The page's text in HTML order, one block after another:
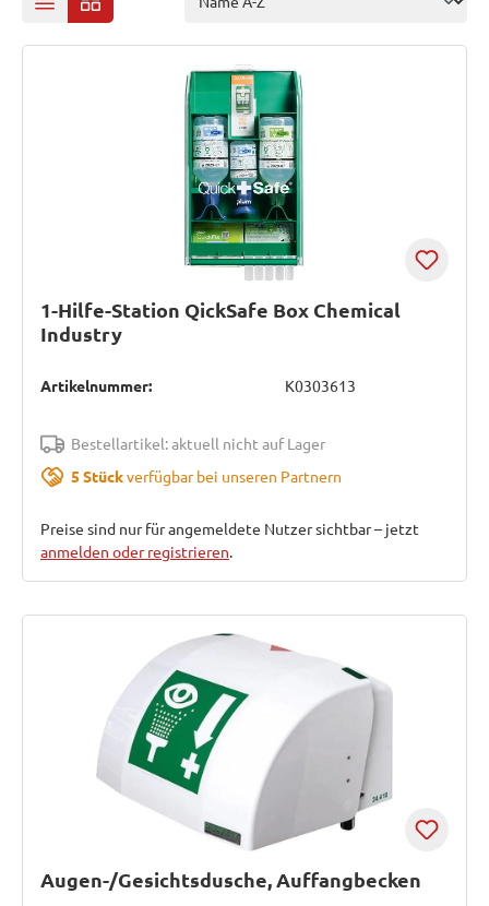
1-Hilfe-Station QickSafe Box Chemical
Industry
Artikelnummer: K0303613
Bestellartikel: aktuell nicht auf Lager
5 Stückverfügbar bei unseren Partnern
Preise sind nur für angemeldete Nutzer sichtbar – jetzt
anmelden oder registrieren.
Augen-/Gesichtsdusche, Auffangbecken